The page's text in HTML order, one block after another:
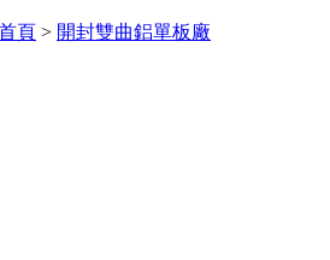
頁 > 開封雙曲鋁單板廠